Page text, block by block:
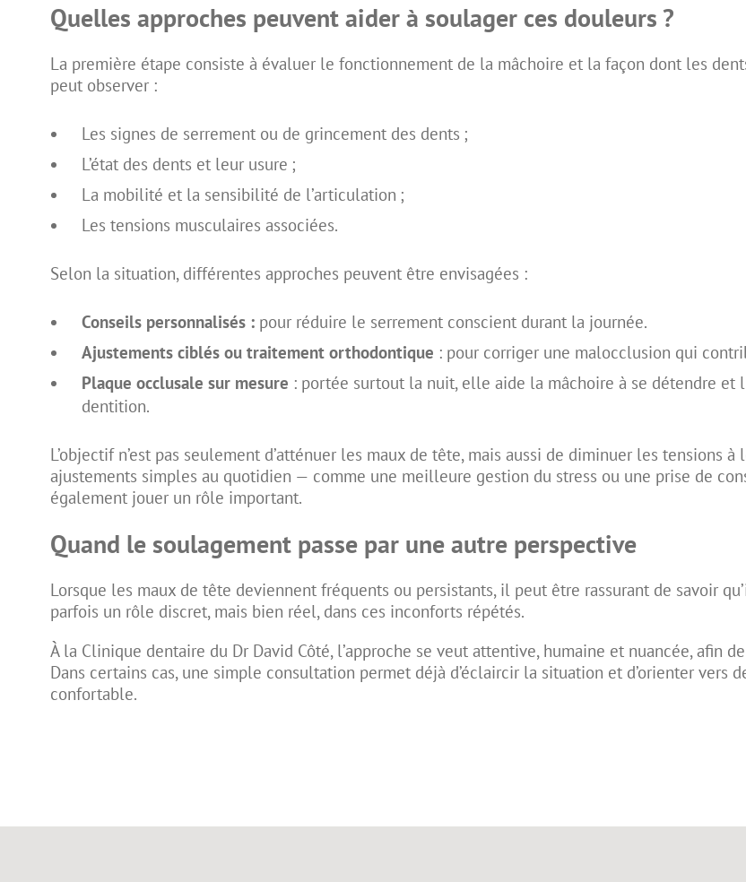
Quelles approches peuvent aider à soulager ces douleurs ?
La première étape consiste à évaluer le fonctionnement de la mâchoire et la façon dont les
peut observer :
Les signes de serrement ou de grincement des dents ;
L’état des dents et leur usure ;
La mobilité et la sensibilité de l’articulation ;
Les tensions musculaires associées.
Selon la situation, différentes approches peuvent être envisagées :
Conseils personnalisés : pour réduire le serrement conscient durant la journée.
Ajustements ciblés ou traitement orthodontique : pour corriger une malocclusion qui
Plaque occlusale sur mesure : portée surtout la nuit, elle aide la mâchoire à se détendre
dentition.
L’objectif n’est pas seulement d’atténuer les maux de tête, mais aussi de diminuer les tensions
ajustements simples au quotidien — comme une meilleure gestion du stress ou une prise de
également jouer un rôle important.
Quand le soulagement passe par une autre perspective
Lorsque les maux de tête deviennent fréquents ou persistants, il peut être rassurant de savoir
parfois un rôle discret, mais bien réel, dans ces inconforts répétés.
À la Clinique dentaire du Dr David Côté, l’approche se veut attentive, humaine et nuancée, afin
Dans certains cas, une simple consultation permet déjà d’éclaircir la situation et d’orienter vers
confortable.